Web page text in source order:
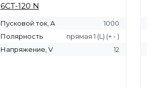
6СТ-120 N
Пусковой ток, A
1000
Полярность
прямая 1 (L) (+ - )
Напряжение, V
12